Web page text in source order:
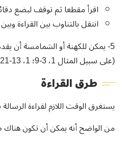
اقرأ مقطعا ثم توقف لبضع
انتقل بالتناوب بين القراءة
5- يمكن للكهنة أو الشمامسة أن
(على سبيل المثال 1، 3-9؛ 1، 13-21؛ 2، 1- 10؛ 8،3-17؛ 4، 12-19؛ 1،5-11).
طرق القراءة
يستغرق الوقت اللازم لقراءة الرسالة بأكملها بهدوء مدة 30/35 دقيقة كحد
من الواضح أنه يمكن أن تكون هناك